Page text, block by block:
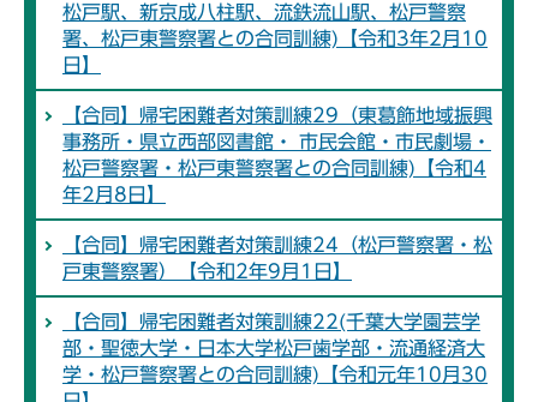
松戸駅、新京成八柱駅、流鉄流山駅、松戸警察
署、松戸東警察署との合同訓練)【令和3年2月10
日】
【合同】帰宅困難者対策訓練29（東葛飾地域振興
事務所・県立西部図書館・ 市民会館・市民劇場・
松戸警察署・松戸東警察署との合同訓練)【令和4
年2月8日】
【合同】帰宅困難者対策訓練24（松戸警察署・松
戸東警察署）【令和2年9月1日】
【合同】帰宅困難者対策訓練22(千葉大学園芸学
部・聖徳大学・日本大学松戸歯学部・流通経済大
学・松戸警察署との合同訓練)【令和元年10月30